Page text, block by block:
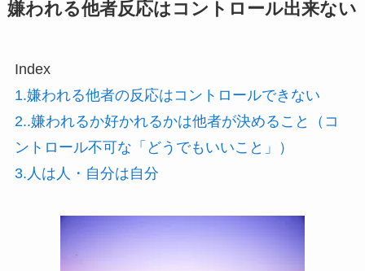
嫌われる他者反応はコントロール出来ない
Index
1.嫌われる他者の反応はコントロールできない
2..嫌われるか好かれるかは他者が決めること（コ
ントロール不可な「どうでもいいこと」）
3.人は人・自分は自分